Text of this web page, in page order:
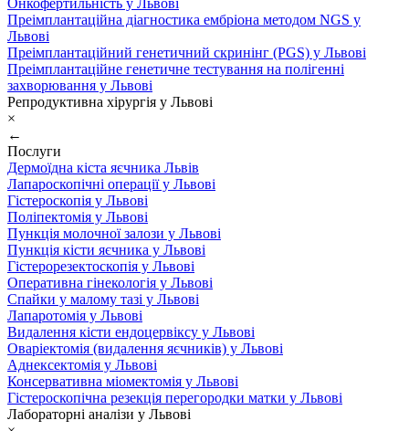
Онкофертильність у Львові
Преімплантаційна діагностика ембріона методом NGS у
Львові
Преімплантаційний генетичний скринінг (PGS) у Львові
Преімплантаційне генетичне тестування на полігенні
захворювання у Львові
Репродуктивна хірургія у Львові
×
←
Послуги
Дермоїдна кіста яєчника Львів
Лапароскопічні операції у Львові
Гістероскопія у Львові
Поліпектомія у Львові
Пункція молочної залози у Львові
Пункція кісти яєчника у Львові
Гістерорезектоскопія у Львові
Оперативна гінекологія у Львові
Спайки у малому тазі у Львові
Лапаротомія у Львові
Видалення кісти ендоцервіксу у Львові
Оваріектомія (видалення яєчників) у Львові
Аднексектомія у Львові
Консервативна міомектомія у Львові
Гістероскопічна резекція перегородки матки у Львові
Лабораторні аналізи у Львові